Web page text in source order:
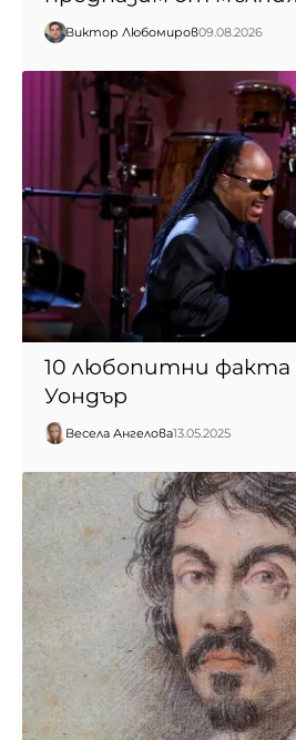
Виктор Любомиров09.08.2026
10 любопитни факта
Уондър
Весела Ангелова13.05.2025